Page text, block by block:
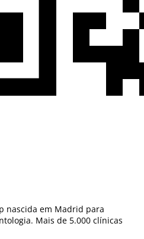
nascida em Madrid para
Mais de 5.000 clínicas